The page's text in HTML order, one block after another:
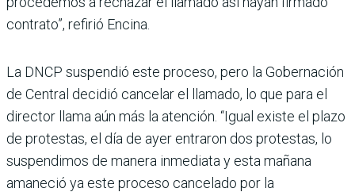
contrato”, refirió Encina.
La DNCP suspendió este proceso, pero la Gobernación
de Central decidió cancelar el llamado, lo que para el
director llama aún más la atención. “Igual existe el plazo
de protestas, el día de ayer entraron dos protestas, lo
suspendimos de manera inmediata y esta mañana
amaneció ya este proceso cancelado por la